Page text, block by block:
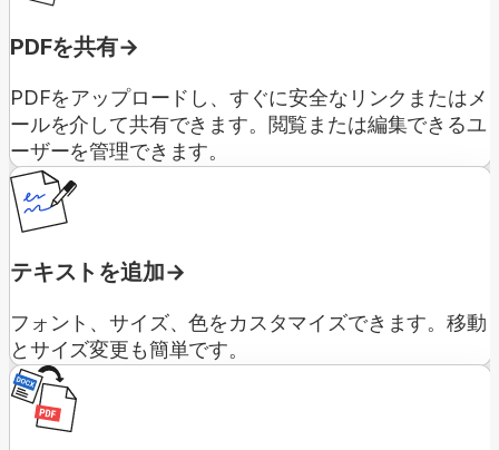
PDFを共有
PDFをアップロードし、すぐに安全なリンクまたはメ
ールを介して共有できます。閲覧または編集できるユ
ーザーを管理できます。
テキストを追加
フォント、サイズ、色をカスタマイズできます。移動
とサイズ変更も簡単です。